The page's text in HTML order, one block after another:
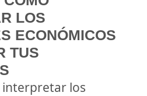
LOS
ECONÓMICOS
TUS
interpretar los